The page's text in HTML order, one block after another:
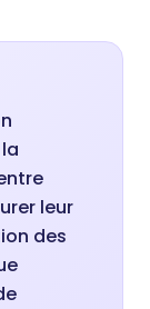
leur
des